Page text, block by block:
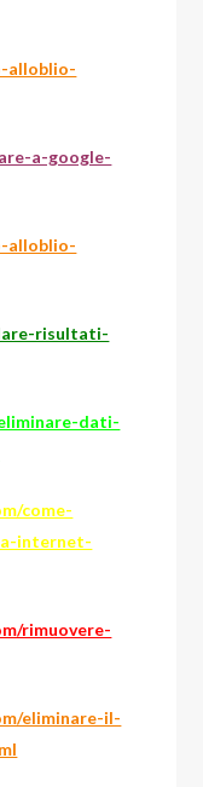
alloblio-
a-google-
alloblio-
risultati-
dati-
come-
internet-
rimuovere-
eliminare-il-